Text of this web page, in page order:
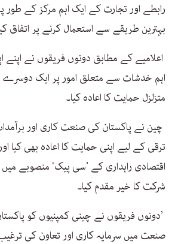
رابطے اور تجارت کے ایک اہم مرکز کے
بہترین طریقے سے استعمال کرنے پر اتفاق
اعلامیے کے مطابق دونوں فریقوں نے اپنے
اہم خدشات سے متعلق امور پر ایک دوسرے
متزلزل حمایت کا اعادہ کیا۔
چین نے پاکستان کی صنعت کاری اور
ترقی کے لیے اپنی حمایت کا اعادہ بھی کیا
اقتصادی راہداری کے ’سی پیک‘ منصوبے
شرکت کا خیر مقدم کیا۔
’دونوں فریقوں نے چینی کمپنیوں کو
صنعت میں سرمایہ کاری اور تعاون کی